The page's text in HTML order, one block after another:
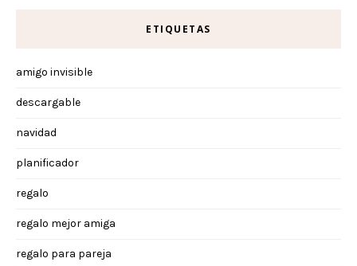
ETIQUETAS
amigo invisible
descargable
navidad
planificador
regalo
regalo mejor amiga
regalo para pareja